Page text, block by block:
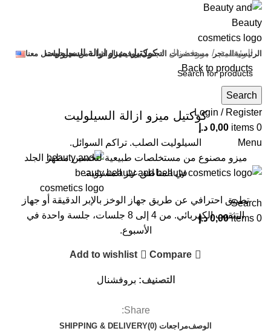
الرئيسيةالمتجر مستحضرات التجميلبروفيشنال ادواتمن نحنتواصل معنا
Search
Login / Register
0
items
0,00 د.إ
Menu
Search
0
items
0,00 د.إ
الرئيسية بروفشنال
كوكتيل ميزو ازالة السيلوليت
Back to products
Click to enlarge
كوكتيل ميزو ازالة السيلوليت
السيلوليت الصلب. تراكم السوائل.
ميزو مصنوع من مستخلصات طبيعية لتحسين مظهر الجلد
في المناطق غير المستوية.
تطبيق احترافي عن طريق جهاز الوخز بالإبر الدقيقة أو جهاز
التثقيب الكهربائي. من 4 إلى 8 جلسات، جلسة واحدة في
الأسبوع.
Compare
Add to wishlist
التصنيف: بروفشنال
Share:
الوصفمراجعات (0) SHIPPING & DELIVERY